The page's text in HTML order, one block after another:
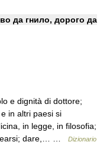
да гнило, дорого да
e dignità di dottore;
in altri paesi si
in legge, in filosofia;
dare,… …
Dizionario